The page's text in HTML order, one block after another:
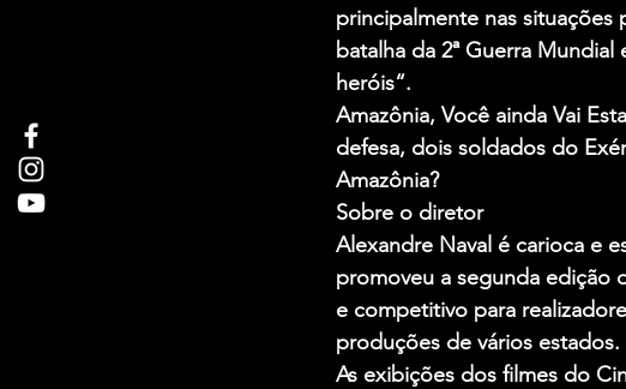
principalmente nas situações
batalha da 2ª Guerra
heróis“.
Amazônia, Você ainda Vai
defesa, dois soldados do
Amazônia?
Sobre o diretor
Alexandre Naval é carioca e
promoveu a segunda edição
e competitivo para
produções de vários estados.
As exibições dos filmes do